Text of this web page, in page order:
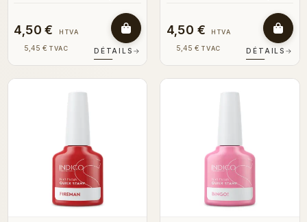
4,50 € HTVA
5,45 € TVAC DÉTAILS →
4,50 € HTVA
5,45 € TVAC DÉTAILS →